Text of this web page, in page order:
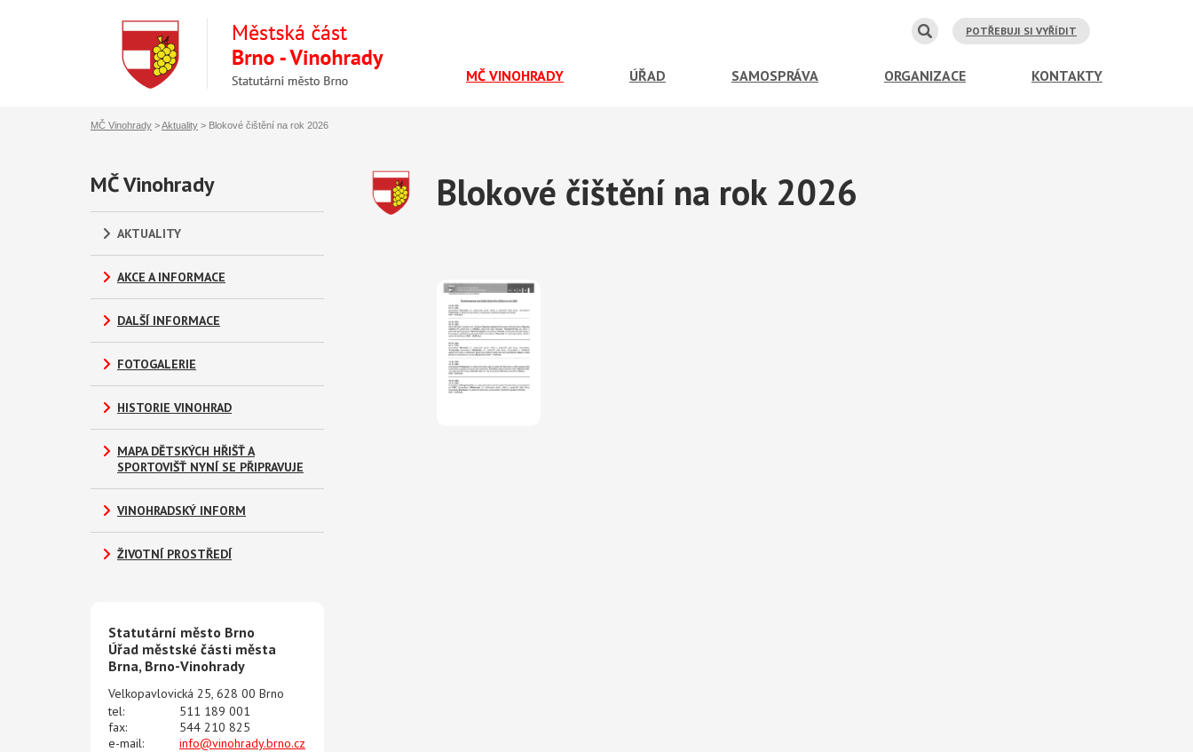
POTŘEBUJI SI VYŘÍDIT
MČ VINOHRADY ÚŘAD SAMOSPRÁVA ORGANIZACE KONTAKTY
MČ Vinohrady >Aktuality > Blokové čištění na rok 2026
MČ Vinohrady
AKTUALITY
AKCE A INFORMACE
DALŠÍ INFORMACE
FOTOGALERIE
HISTORIE VINOHRAD
MAPA DĚTSKÝCH HŘIŠŤ A
SPORTOVIŠŤ NYNÍ SE PŘIPRAVUJE
VINOHRADSKÝ INFORM
ŽIVOTNÍ PROSTŘEDÍ
Statutární město Brno
Úřad městské části města
Brna, Brno-Vinohrady
Velkopavlovická 25, 628 00 Brno
tel:
511 189 001
fax:
544 210 825
e-mail:
info@vinohrady.brno.cz
Blokové čištění na rok 2026